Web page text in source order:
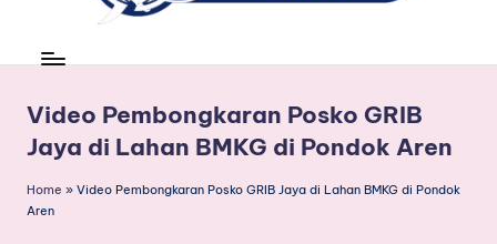
r
n
a
l
news
Video Pembongkaran Posko GRIB
Jaya di Lahan BMKG di Pondok Aren
Home » Video Pembongkaran Posko GRIB Jaya di Lahan BMKG di Pondok
Aren